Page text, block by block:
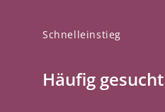
Schnelleinstieg
Häufig gesucht